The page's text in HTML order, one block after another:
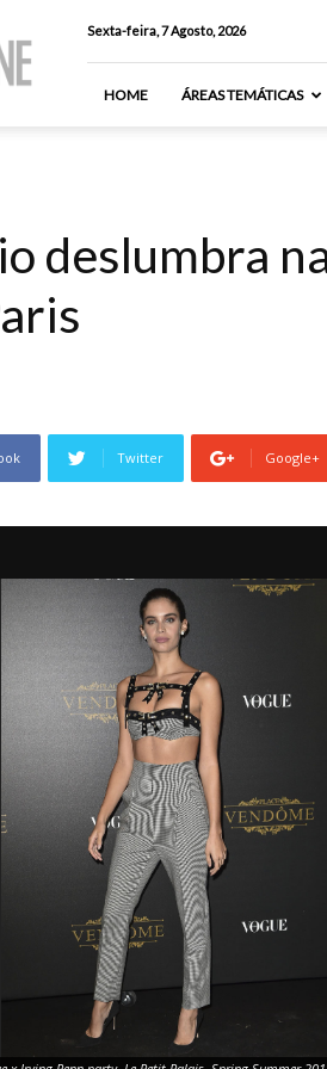
Sexta-feira, 7 Agosto, 2026
HOME ÁREAS TEMÁTICAS
deslumbra
Twitter Google+